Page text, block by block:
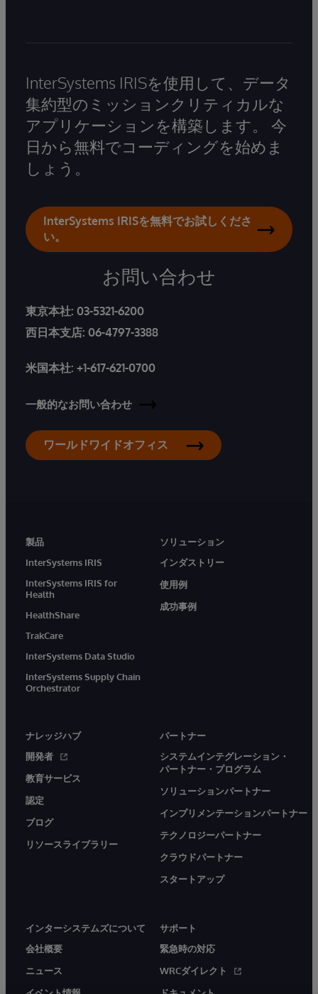
InterSystems IRISを使用して、データ
集約型のミッションクリティカルな
アプリケーションを構築します。 今
日から無料でコーディングを始めま
しょう。
InterSystems IRISを無料でお試しくださ
い。
お問い合わせ
東京本社: 03-5321-6200
西日本支店: 06-4797-3388
米国本社: +1-617-621-0700
一般的なお問い合わせ
ワールドワイドオフィス
製品
InterSystems IRIS
InterSystems IRIS for
Health
HealthShare
TrakCare
InterSystems Data Studio
InterSystems Supply Chain
Orchestrator
ソリューション
インダストリー
使用例
成功事例
ナレッジハブ
開発者
教育サービス
認定
ブログ
リソースライブラリー
パートナー
システムインテグレーション・
パートナー・プログラム
ソリューションパートナー
インプリメンテーションパートナー
テクノロジーパートナー
クラウドパートナー
スタートアップ
インターシステムズについて
会社概要
ニュース
サポート
緊急時の対応
WRCダイレクト